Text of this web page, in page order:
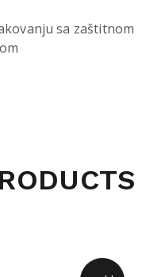
sa zaštitnom